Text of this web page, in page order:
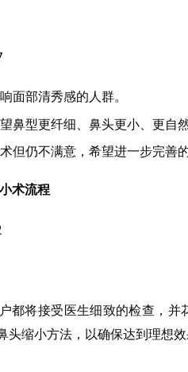
面部清秀感的人群。
鼻型更纤细、鼻头更小、更自
但仍不满意，希望进一步完善的
术流程
都将接受医生细致的检查，
头缩小方法，以确保达到理想效